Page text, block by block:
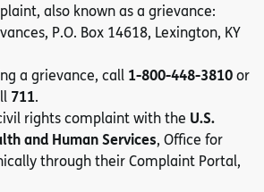
also known as a grievance:
P.O. Box 14618, Lexington, KY
a grievance, call 1-800-448-3810or
711.
rights complaint with the U.S.
and Human Services, Office for
through their Complaint Portal,